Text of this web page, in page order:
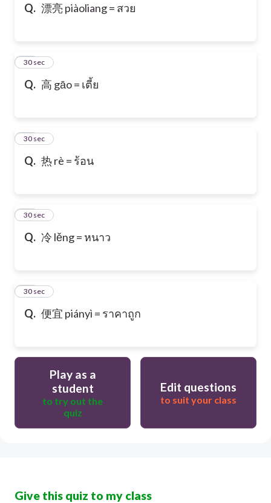
Q. 漂亮 piàoliang = สวย
Q. 高 gāo = เตี้ย
17
30 sec
Q. 热 rè = ร้อน
18
30 sec
Q. 冷 lěng = หนาว
19
30 sec
Q. 便宜 piányì = ราคาถูก
20
30 sec
Play as a
student
to try out the
quiz
Edit questions
to suit your class
Give this quiz to my class